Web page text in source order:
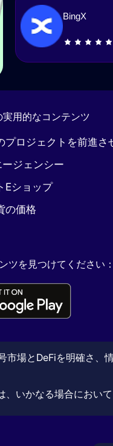
BingX
用的なコンテンツ
プロジェクトを前進さ
ジェンシー
Eショップ
の価格
ツを見つけてください
場とDeFiを明確さ、
いかなる場合におい